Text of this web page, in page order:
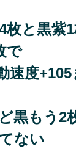
枚と黒紫
で
速度
黒もう2
ない